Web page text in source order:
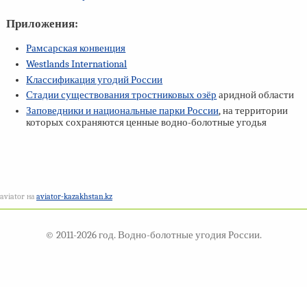
Приложения:
Рамсарская конвенция
Westlands International
Классификация угодий России
Стадии существования тростниковых озёр аридной области
Заповедники и национальные парки России, на территории
которых сохраняются ценные водно-болотные угодья
aviator на aviator-kazakhstan.kz
© 2011-2026 год. Водно-болотные угодия России.